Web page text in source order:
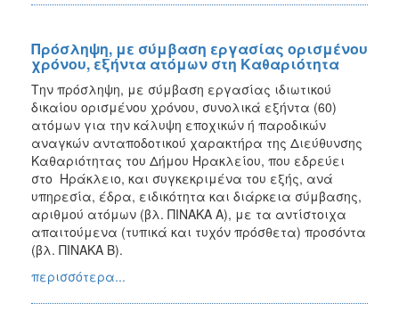
Πρόσληψη, με σύμβαση εργασίας ορισμένου
χρόνου, εξήντα ατόμων στη Καθαριότητα
Την πρόσληψη, με σύμβαση εργασίας ιδιωτικού
δικαίου ορισμένου χρόνου, συνολικά εξήντα (60)
ατόμων για την κάλυψη εποχικών ή παροδικών
αναγκών ανταποδοτικού χαρακτήρα της Διεύθυνσης
Καθαριότητας του Δήμου Ηρακλείου, που εδρεύει
στο Ηράκλειο, και συγκεκριμένα του εξής, ανά
υπηρεσία, έδρα, ειδικότητα και διάρκεια σύμβασης,
αριθμού ατόμων (βλ. ΠΙΝΑΚΑ Α), με τα αντίστοιχα
απαιτούμενα (τυπικά και τυχόν πρόσθετα) προσόντα
(βλ. ΠΙΝΑΚΑ Β).
περισσότερα...